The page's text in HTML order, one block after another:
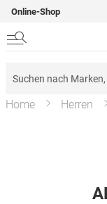
Online-Shop
Home Herren